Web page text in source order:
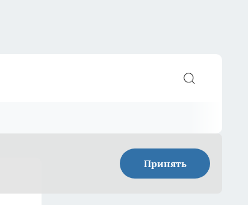
Принять